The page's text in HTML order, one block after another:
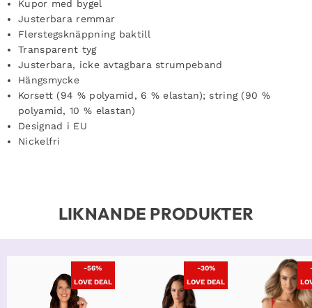
Kupor med bygel
Justerbara remmar
Flerstegsknäppning baktill
Transparent tyg
Justerbara, icke avtagbara strumpeband
Hängsmycke
Korsett (94 % polyamid, 6 % elastan); string (90 %
polyamid, 10 % elastan)
Designad i EU
Nickelfri
LIKNANDE PRODUKTER
-56%
LOVE DEAL
-30%
LOVE DEAL